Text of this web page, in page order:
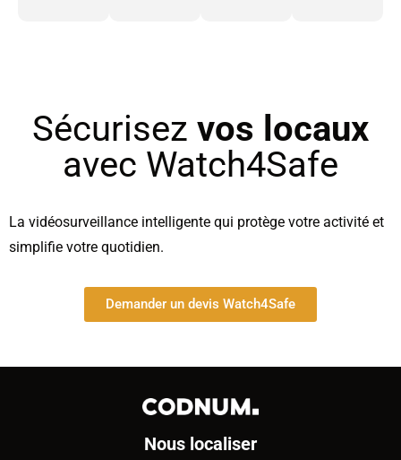
Sécurisez vos locaux
avec Watch4Safe
La vidéosurveillance intelligente qui protège votre activité et
simplifie votre quotidien.
Demander un devis Watch4Safe
Nous localiser